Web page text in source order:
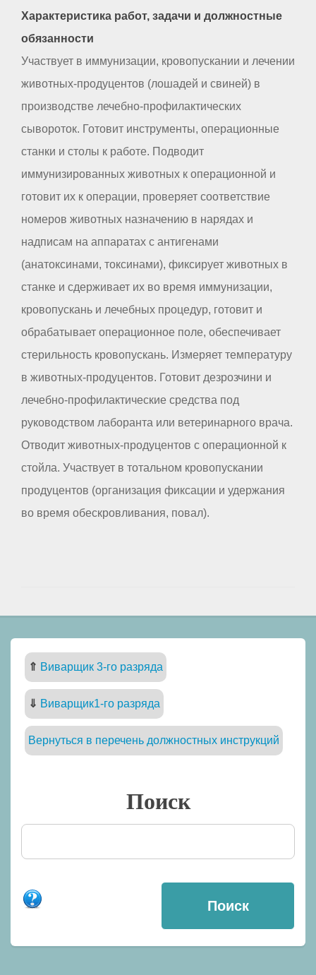
Характеристика работ, задачи и должностные
обязанности
Участвует в иммунизации, кровопускании и лечении
животных-продуцентов (лошадей и свиней) в
производстве лечебно-профилактических
сывороток. Готовит инструменты, операционные
станки и столы к работе. Подводит
иммунизированных животных к операционной и
готовит их к операции, проверяет соответствие
номеров животных назначению в нарядах и
надписам на аппаратах с антигенами
(анатоксинами, токсинами), фиксирует животных в
станке и сдерживает их во время иммунизации,
кровопускань и лечебных процедур, готовит и
обрабатывает операционное поле, обеспечивает
стерильность кровопускань. Измеряет температуру
в животных-продуцентов. Готовит дезрозчини и
лечебно-профилактические средства под
руководством лаборанта или ветеринарного врача.
Отводит животных-продуцентов с операционной к
стойла. Участвует в тотальном кровопускании
продуцентов (организация фиксации и удержания
во время обескровливания, повал).
⇑ Виварщик 3-го разряда
⇓ Виварщик1-го разряда
Вернуться в перечень должностных инструкций
Поиск